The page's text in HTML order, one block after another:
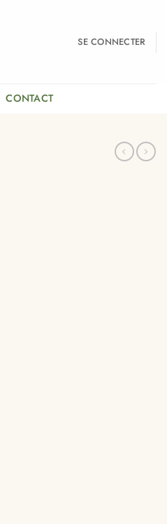
SE CONNECTER
CONTACT